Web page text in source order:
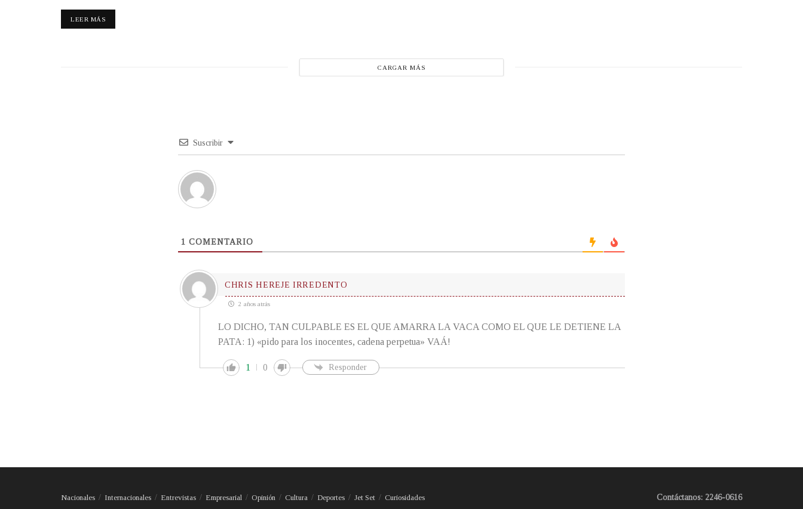
LEER MÁS
CARGAR MÁS
Suscribir
1 COMENTARIO
CHRIS HEREJE IRREDENTO
2 años atrás
LO DICHO, TAN CULPABLE ES EL QUE AMARRA LA VACA COMO EL QUE LE DETIENE LA
PATA: 1) «pido para los inocentes, cadena perpetua» VAÁ!
1 0 Responder
Nacionales Internacionales Entrevistas Empresarial Opinión Cultura Deportes Jet Set Curiosidades Contáctanos: 2246-0616